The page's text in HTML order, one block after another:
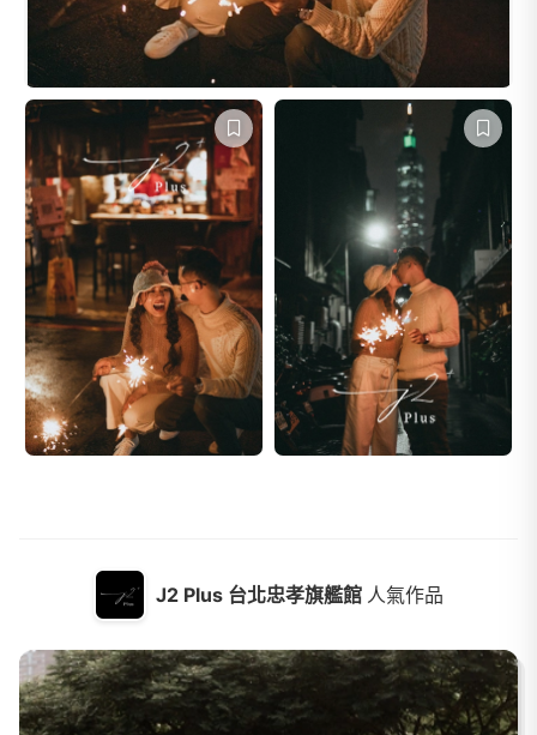
J2 Plus 台北忠孝旗艦館 人氣作品